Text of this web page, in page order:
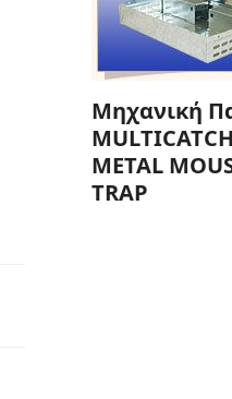
Μηχανική
MULTICATCH
METAL
TRAP